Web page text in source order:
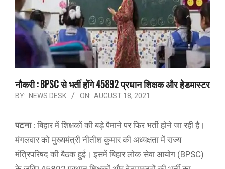
नौकरी : BPSC से भर्ती होंगे 45892 प्रधान शिक्षक और हेडमास्टर
BY: NEWS DESK ON: AUGUST 18, 2021
पटना : बिहार में शिक्षकों की बड़े पैमाने पर फिर भर्ती होने जा रही है।
मंगलवार को मुख्यमंत्री नीतीश कुमार की अध्यक्षता में राज्य
मंत्रिपरिषद की बैठक हुई। इसमें बिहार लोक सेवा आयोग (BPSC)